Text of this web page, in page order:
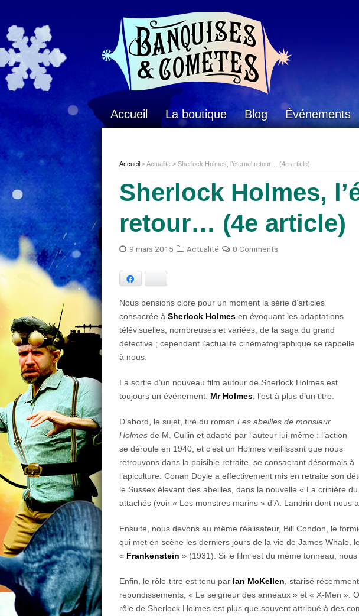
Accueil La boutique Blog Événements
Accueil > Actualité > Sherlock Holmes, l’éternel retour… (4e article)
Sherlock Holmes,
retour… (4e article)
9 mars 2015 Actualité 0 Comments
Nous pensions clore pour un moment la série d’articles
consacrée à Sherlock Holmes en évoquant les adaptations
télévisuelles, nombreuses et variées, de la saga du grand
détective ; cependant l’actualité cinématographique se rappelle
à nous.
La sortie d’un nouveau film autour de Sherlock Holmes est
toujours un événement. Mr Holmes , l’est à plus d’un titre.
D’abord, le sujet, tiré du roman Les abeilles de monsieur
Holmes de M. Cullin et adapté par l’auteur lui-même : l’action
se déroule en 1940, et c’est un Holmes vieillissant que nous
retrouvons dans la paisible retraite, se consacrant désormais à
l’apiculture. Conan Doyle a effectivement mis en retraite son
le Sussex élevant des abeilles, dans la nouvelle « La crinière
attachés (voir « Les monstres marins » d’A. Landrin dont nous
Ensuite, nous devons au même réalisateur, Bill Condon, le
qui met en scène les derniers jours de la vie de James Whale,
« Frankenstein » (1931). Si le film est du même tonneau,
Enfin, le rôle-titre est tenu par Ian McKellen , starisé
rebondissements, « Le seigneur des anneaux » et « X-Men ».
rôle de Sherlock Holmes est plus que souvent attribué à des